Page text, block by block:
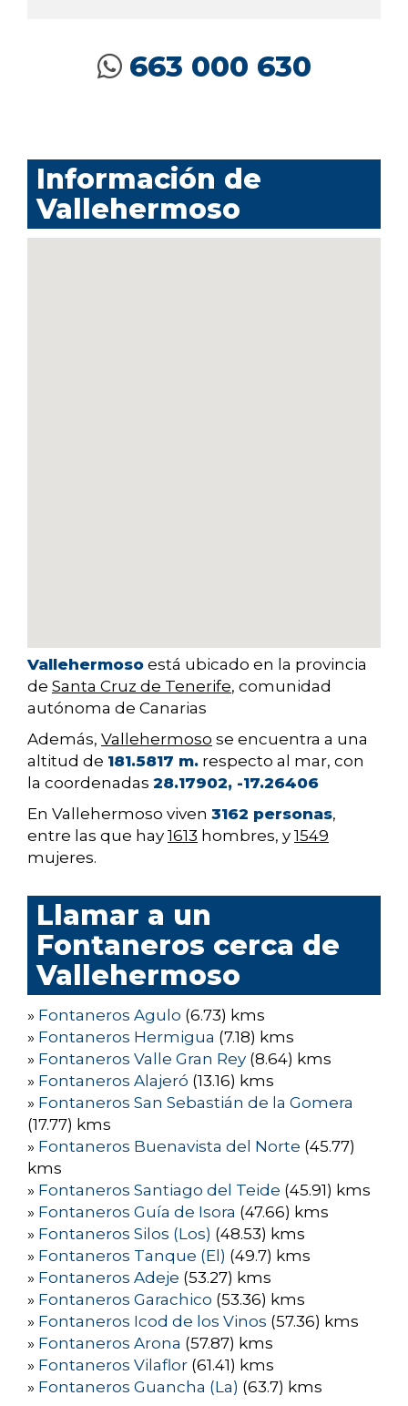
663 000 630
Información de
Vallehermoso
Vallehermoso está ubicado en la provincia
de Santa Cruz de Tenerife, comunidad
autónoma de Canarias
Además, Vallehermoso se encuentra a una
altitud de 181.5817 m. respecto al mar, con
la coordenadas 28.17902, -17.26406
En Vallehermoso viven 3162 personas,
entre las que hay 1613 hombres, y 1549
mujeres.
Llamar a un
Fontaneros cerca de
Vallehermoso
» Fontaneros Agulo (6.73) kms
» Fontaneros Hermigua (7.18) kms
» Fontaneros Valle Gran Rey (8.64) kms
» Fontaneros Alajeró (13.16) kms
» Fontaneros San Sebastián de la Gomera
(17.77) kms
» Fontaneros Buenavista del Norte (45.77)
kms
» Fontaneros Santiago del Teide (45.91) kms
» Fontaneros Guía de Isora (47.66) kms
» Fontaneros Silos (Los) (48.53) kms
» Fontaneros Tanque (El) (49.7) kms
» Fontaneros Adeje (53.27) kms
» Fontaneros Garachico (53.36) kms
» Fontaneros Icod de los Vinos (57.36) kms
» Fontaneros Arona (57.87) kms
» Fontaneros Vilaflor (61.41) kms
» Fontaneros Guancha (La) (63.7) kms